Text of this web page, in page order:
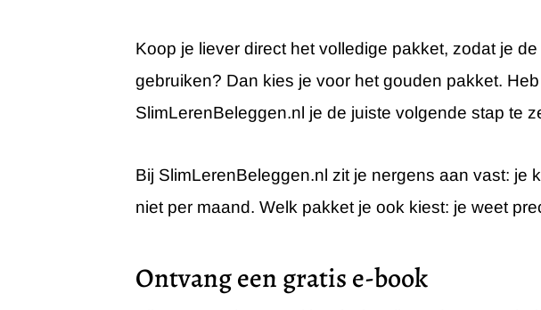
Koop je liever direct het volledige pakket, zodat je
gebruiken? Dan kies je voor het gouden pakket.
SlimLerenBeleggen.nl je de juiste volgende stap te
Bij SlimLerenBeleggen.nl zit je nergens aan vast: je
niet per maand. Welk pakket je ook kiest: je weet
Ontvang een gratis e-book